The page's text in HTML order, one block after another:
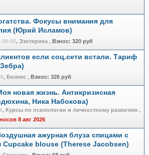
Фокусы внимания для
(Юрий Исламов)
09:05, Эзотерика , Взнос: 320 руб
если соц.сети встали. Тариф
, Бизнес , Взнос: 326 руб
новая жизнь. Антикризисная
Ника Набокова)
, Курсы по психологии и личностному развитию ,
8 авг 2026
ажурная блуза спицами с
blouse (Therese Jacobsen)